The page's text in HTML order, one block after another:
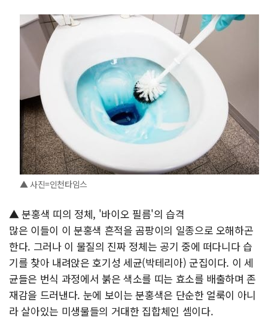
▲ 사진=인천타임스
▲ 분홍색 띠의 정체, '바이오 필름'의 습격
많은 이들이 이 분홍색 흔적을 곰팡이의 일종으로 오해하곤
한다. 그러나 이 물질의 진짜 정체는 공기 중에 떠다니다 습
기를 찾아 내려앉은 호기성 세균(박테리아) 군집이다. 이 세
균들은 번식 과정에서 붉은 색소를 띠는 효소를 배출하며 존
재감을 드러낸다. 눈에 보이는 분홍색은 단순한 얼룩이 아니
라 살아있는 미생물들의 거대한 집합체인 셈이다.